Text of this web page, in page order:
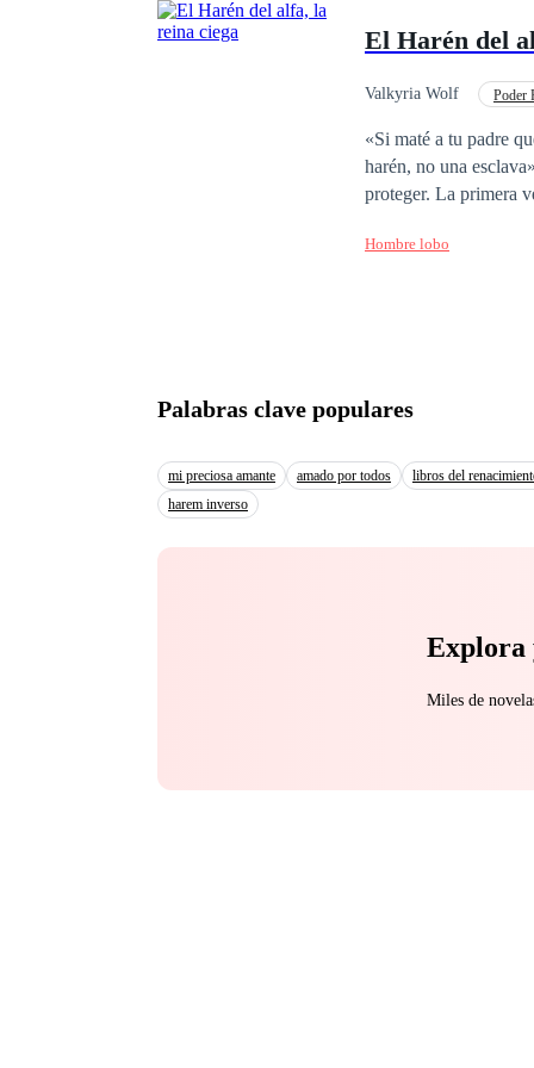
El Harén del
Valkyria Wolf Poder
«Si maté a tu padre
harén, no una
proteger. La primera vez que Ilayen la vio supo que ella era de él, su mate, su destino, su loba, sin embargo...
simplemente un
Hombre lobo
Palabras clave populares
mi preciosa amante amado por todos libros del
harem inverso
Explora
Miles de